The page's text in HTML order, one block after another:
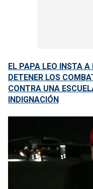
EL PAPA LEO INSTA A
DETENER LOS
CONTRA UNA
INDIGNACIÓN